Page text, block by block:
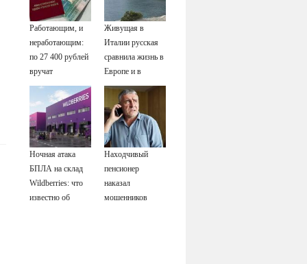
хлопок
Работающим, и
неработающим:
по 27 400 рублей
вручат
пенсионерам в
сентябре -
PrimaMedia.ru
Живущая в
Италии русская
сравнила жизнь в
Европе и в
Крыму
Ночная атака
БПЛА на склад
Wildberries: что
известно об
Находчивый
пенсионер
наказал
мошенников